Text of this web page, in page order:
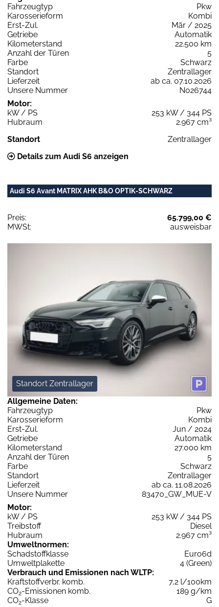
Fahrzeugtyp
Pkw
Karosserieform
Kombi
Erst-Zul.
Mär / 2025
Getriebe
Automatik
Kilometerstand
22.500 km
Anzahl der Türen
5
Farbe
Schwarz
Standort
Zentrallager
Lieferzeit
ab ca. 07.10.2026
Unsere Nummer
N026744
Motor:
kW / PS
253 kW / 344 PS
Hubraum
2.967 cm³
Standort
Zentrallager
Details zum Audi S6 anzeigen
Audi S6 Avant MATRIX AHK B&O OPTIK-SCHWARZ
Preis:
65.799,00 €
MWSt:
ausweisbar
Standort Zentrallager
Allgemeine Daten:
Fahrzeugtyp
Pkw
Karosserieform
Kombi
Erst-Zul.
Jun / 2024
Getriebe
Automatik
Kilometerstand
27.000 km
Anzahl der Türen
5
Farbe
Schwarz
Standort
Zentrallager
Lieferzeit
ab ca. 11.08.2026
Unsere Nummer
83470_GW_MUE-V
Motor:
kW / PS
253 kW / 344 PS
Treibstoff
Diesel
Hubraum
2.967 cm³
Umweltnormen:
Schadstoffklasse
Euro6d
Umweltplakette
4 (Green)
Verbrauch und Emissionen nach WLTP:
Kraftstoffverbr. komb.
7,2 l/100km
CO2-Emissionen komb.
189 g/km
CO2-Klasse
G